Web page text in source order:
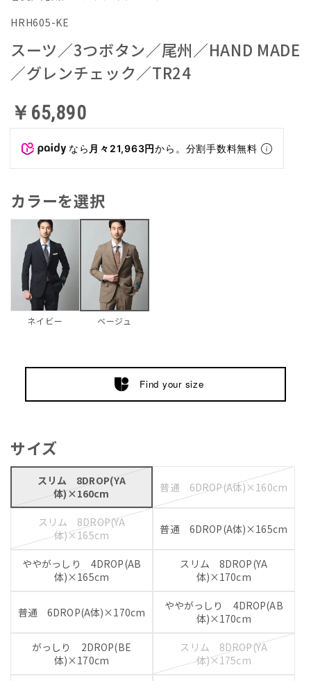
HRH605-KE
スーツ／3つボタン／尾州／HAND MADE
／グレンチェック／TR24
￥65,890
なら 月々21,963円から。分割手数料無料
カラーを選択
ネイビー ベージュ
Find your size
サイズ
スリム 8DROP(YA
体)×160cm
普通 6DROP(A体)×160cm
スリム 8DROP(YA
体)×165cm
普通 6DROP(A体)×165cm
ややがっしり 4DROP(AB
体)×165cm
スリム 8DROP(YA
体)×170cm
普通 6DROP(A体)×170cm
ややがっしり 4DROP(AB
体)×170cm
がっしり 2DROP(BE
体)×170cm
スリム 8DROP(YA
体)×175cm